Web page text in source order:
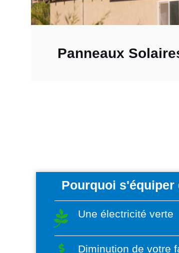
Panneaux
Pourquoi s'équiper
Une électricité verte
Diminution de votre